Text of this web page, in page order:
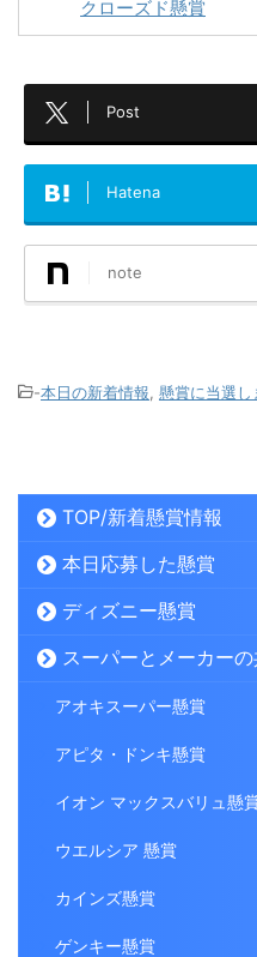
クローズド懸賞
Post
Hatena
note
-本日の新着情報 懸賞に当選し
TOP/新着懸賞情報
本日応募した懸賞
ディズニー懸賞
スーパーとメーカーの
アオキスーパー懸賞
アピタ・ドンキ懸賞
イオン マックスバリュ懸
ウエルシア 懸賞
カインズ懸賞
ゲンキー懸賞